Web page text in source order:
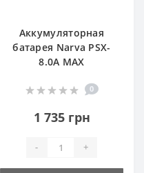
Аккумуляторная
батарея Narva PSX-
8.0A MAX
0
1 735 грн
- +